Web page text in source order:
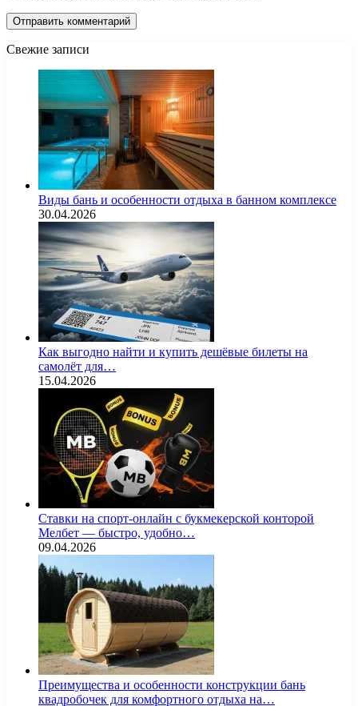
Свежие записи
Виды бань и особенности отдыха в банном комплексе
30.04.2026
Как выгодно найти и купить дешёвые билеты на
самолёт для…
15.04.2026
Ставки на спорт-онлайн с букмекерской конторой
Мелбет — быстро, удобно…
09.04.2026
Преимущества и особенности конструкции бань
квадробочек для комфортного отдыха на…